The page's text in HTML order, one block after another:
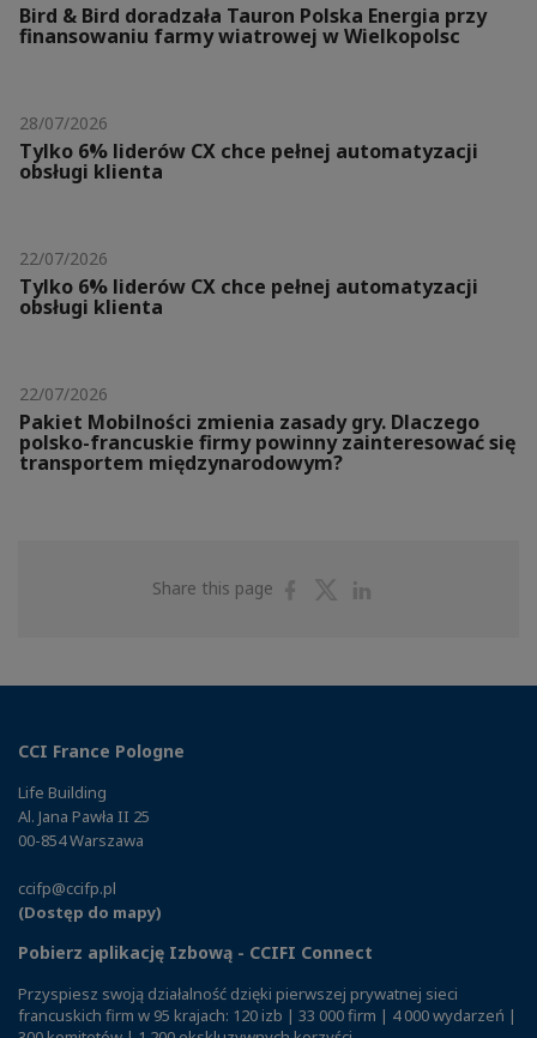
Bird & Bird doradzała Tauron Polska Energia przy
finansowaniu farmy wiatrowej w Wielkopolsc
28/07/2026
Tylko 6% liderów CX chce pełnej automatyzacji
obsługi klienta
22/07/2026
Tylko 6% liderów CX chce pełnej automatyzacji
obsługi klienta
22/07/2026
Pakiet Mobilności zmienia zasady gry. Dlaczego
polsko-francuskie firmy powinny zainteresować się
transportem międzynarodowym?
Share this page
ShareShare
CCI France Pologne
Life Building
Al. Jana Pawła II 25
00-854 Warszawa
ccifp@ccifp.pl
(Dostęp do mapy)
Pobierz aplikację Izbową - CCIFI Connect
Przyspiesz swoją działalność dzięki pierwszej prywatnej sieci
francuskich firm w 95 krajach: 120 izb | 33 000 firm | 4 000 wydarzeń |